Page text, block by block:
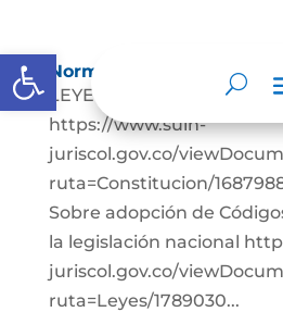
Abrir barra de herramientas
Normatividad
LEYES: Constitución
https://www.suin-
juriscol.gov.co/
ruta=Constitucion/
Sobre adopción de
la legislación nacional
juriscol.gov.co/
ruta=Leyes/1789030...